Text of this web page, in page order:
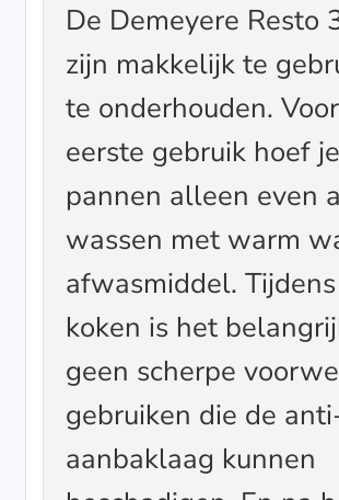
De Demeyere Resto
zijn makkelijk te
te onderhouden.
eerste gebruik hoef
pannen alleen even
wassen met warm
afwasmiddel.
koken is het
geen scherpe
gebruiken die de
aanbaklaag kunnen